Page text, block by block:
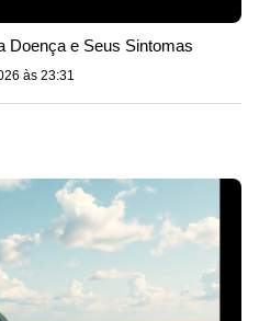
Doença e Seus Sintomas
às 23:31